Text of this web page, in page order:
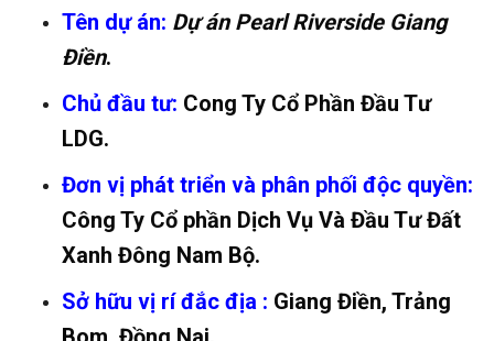
Tên dự án: Dự án Pearl Riverside Giang
Điền.
Chủ đầu tư: Cong Ty Cổ Phần Đầu Tư
LDG.
Đơn vị phát triển và phân phối độc quyền:
Công Ty Cổ phần Dịch Vụ Và Đầu Tư Đất
Xanh Đông Nam Bộ.
Sở hữu vị rí đắc địa : Giang Điền, Trảng